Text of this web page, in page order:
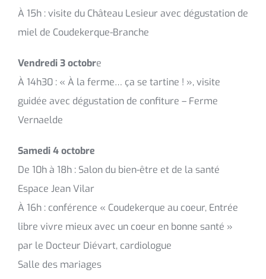
À 15h : visite du Château Lesieur avec dégustation de
miel de Coudekerque-Branche
Vendredi 3 octobre
À 14h30 : « À la ferme… ça se tartine ! », visite
guidée avec dégustation de confiture – Ferme
Vernaelde
Samedi 4 octobre
De 10h à 18h : Salon du bien-être et de la santé
Espace Jean Vilar
À 16h : conférence « Coudekerque au coeur, Entrée
libre vivre mieux avec un coeur en bonne santé »
par le Docteur Diévart, cardiologue
Salle des mariages